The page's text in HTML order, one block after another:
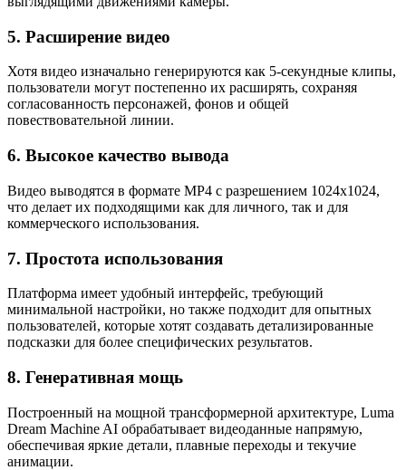
5. Расширение видео
Хотя видео изначально генерируются как 5-секундные клипы,
пользователи могут постепенно их расширять, сохраняя
согласованность персонажей, фонов и общей
повествовательной линии.
6. Высокое качество вывода
Видео выводятся в формате MP4 с разрешением 1024x1024,
что делает их подходящими как для личного, так и для
коммерческого использования.
7. Простота использования
Платформа имеет удобный интерфейс, требующий
минимальной настройки, но также подходит для опытных
пользователей, которые хотят создавать детализированные
подсказки для более специфических результатов.
8. Генеративная мощь
Построенный на мощной трансформерной архитектуре, Luma
Dream Machine AI обрабатывает видеоданные напрямую,
обеспечивая яркие детали, плавные переходы и текучие
анимации.